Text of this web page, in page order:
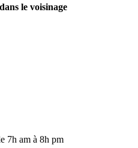
le voisinage
7h am à 8h pm